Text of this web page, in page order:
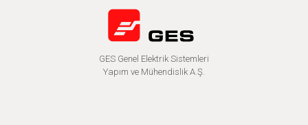
GES Genel Elektrik Sistemleri
Yapım ve Mühendislik A.Ş.